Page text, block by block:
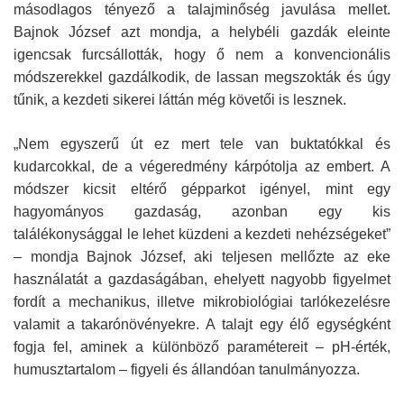
másodlagos tényező a talajminőség javulása mellet.
Bajnok József azt mondja, a helybéli gazdák eleinte
igencsak furcsállották, hogy ő nem a konvencionális
módszerekkel gazdálkodik, de lassan megszokták és úgy
tűnik, a kezdeti sikerei láttán még követői is lesznek.
„Nem egyszerű út ez mert tele van buktatókkal és
kudarcokkal, de a végeredmény kárpótolja az embert. A
módszer kicsit eltérő gépparkot igényel, mint egy
hagyományos gazdaság, azonban egy kis
találékonysággal le lehet küzdeni a kezdeti nehézségeket”
– mondja Bajnok József, aki teljesen mellőzte az eke
használatát a gazdaságában, ehelyett nagyobb figyelmet
fordít a mechanikus, illetve mikrobiológiai tarlókezelésre
valamit a takarónövényekre. A talajt egy élő egységként
fogja fel, aminek a különböző paramétereit – pH-érték,
humusztartalom – figyeli és állandóan tanulmányozza.